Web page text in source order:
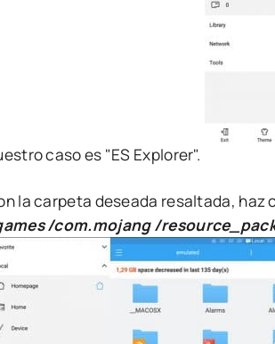
caso es "ES Explorer".
la carpeta deseada resaltada,
/com.mojang /